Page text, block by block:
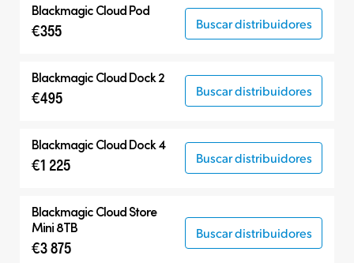
Blackmagic Cloud Pod
Blackmagic Cloud Pod
€355 Buscar distribuidores
Blackmagic Cloud Dock 2
€495 Buscar distribuidores
Blackmagic Cloud Dock 4
€1 225 Buscar distribuidores
Blackmagic Cloud Store
Mini 8TB
€3 875
Buscar distribuidores